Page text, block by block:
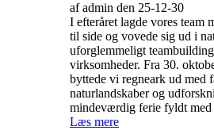
af admin den 25-12-30
I efteråret lagde vores team
til side og vovede sig ud i
uforglemmeligt
virksomheder. Fra 30.
byttede vi regneark ud med
naturlandskaber og
mindeværdig ferie fyldt med
Læs mere